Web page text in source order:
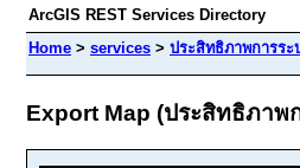
ArcGIS REST Services Directory
Home > services > ประสิทธิภาพการร
Export Map (ประสิทธิภาพ